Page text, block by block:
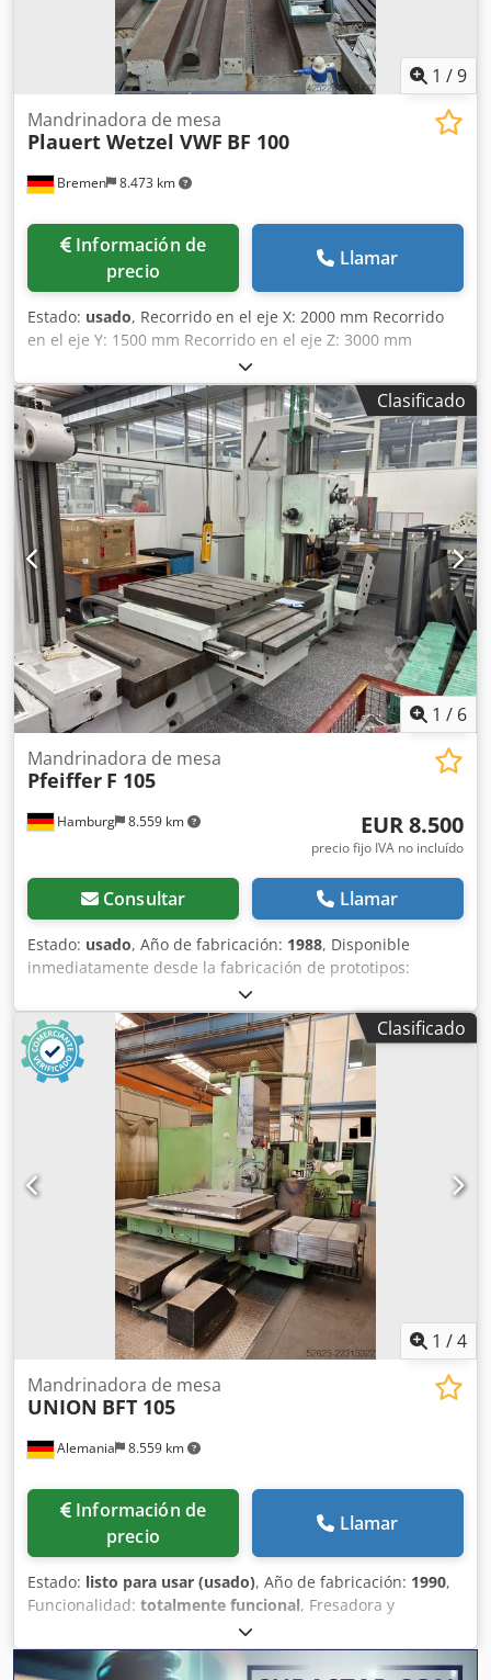
1 /9
Bremen 8.473 km
Mandrinadora de mesa
Plauert Wetzel VWF BF 100
Información de
precio
Llamar
Estado: usado, Recorrido en el eje X: 2000 mm Recorrido
en el eje Y: 1500 mm Recorrido en el eje Z: 3000 mm
Dksdpfx Aszmitdscqjr Diámetro del husillo: 100 mm
Superficie de sujeción de la mesa: 1400 x 1300 mm Cono
de herramienta: MK Dimensiones (largo x ancho x alto): 6,4
x 3,2 x 3,4 m Peso de la máquina: aproximadamente 11,0 t
Taladradora de mesa usada. - Diversos conos de
herramientas - Mesa giratoria - Sistema de refrigeración -
Varilla de ajuste Ø 660
Clasificado
1 / 6
Hamburg 8.559 km
Mandrinadora de mesa
Pfeiffer F 105
EUR 8.500
precio fijo IVA no incluído
Consultar Llamar
Estado: usado, Año de fabricación: 1988, Disponible
inmediatamente desde la fabricación de prototipos:
Taladradora de mesa Pfeifer Año de fabricación: 1988.
Estado impecable. Modelo: F 105 Diámetro del husillo: 105
mm Cono para el husillo de fresado: SK 50 Cono para el
husillo de taladrado: SK 40 Recorridos en los ejes X/Y/Z:
1000/1000/1500 mm Mesa: 1000 x 850 mm Capacidad de
carga de la mesa: 4 toneladas Velocidades de husillo: 14 –
1500 rpm Carrera del husillo: 500 mm Avance rápido: 2500
mm/min Potencia del motor del husillo: 7,5 kW, potencia
total: 12 kW Peso: 9 toneladas Tope Dkedpfszrbyajx Acqjr
Pantalla digital Armario con muchas herramientas Precio:
8.500 euros, más IVA, según disponibilidad en nuestras
instalaciones.
Clasificado
1 /4
Alemania 8.559 km
Mandrinadora de mesa
UNION BFT 105
Información de
precio
Llamar
Estado: listo para usar (usado), Año de fabricación: 1990,
Funcionalidad: totalmente funcional, Fresadora y
taladradora horizontal CNC | Fabricante: UNION | Modelo:
BFT 105 Año de fabricación: 1990 Procesos de trabajo:
Taladrado, avellanado, escariado, taladrado de precisión,